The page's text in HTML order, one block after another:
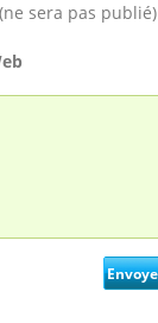
sera pas publié)